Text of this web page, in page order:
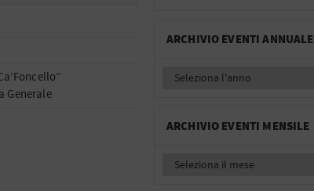
Generale
ARCHIVIO EVENTI ANNUALE
ARCHIVIO EVENTI MENSILE